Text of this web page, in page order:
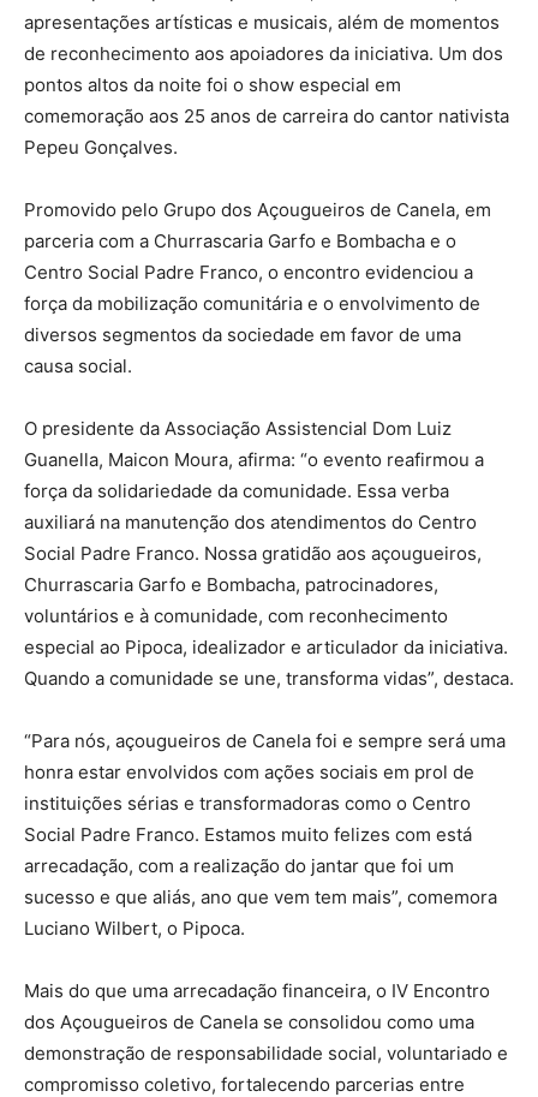
apresentações artísticas e musicais, além de momentos
de reconhecimento aos apoiadores da iniciativa. Um dos
pontos altos da noite foi o show especial em
comemoração aos 25 anos de carreira do cantor nativista
Pepeu Gonçalves.
Promovido pelo Grupo dos Açougueiros de Canela, em
parceria com a Churrascaria Garfo e Bombacha e o
Centro Social Padre Franco, o encontro evidenciou a
força da mobilização comunitária e o envolvimento de
diversos segmentos da sociedade em favor de uma
causa social.
O presidente da Associação Assistencial Dom Luiz
Guanella, Maicon Moura, afirma: “o evento reafirmou a
força da solidariedade da comunidade. Essa verba
auxiliará na manutenção dos atendimentos do Centro
Social Padre Franco. Nossa gratidão aos açougueiros,
Churrascaria Garfo e Bombacha, patrocinadores,
voluntários e à comunidade, com reconhecimento
especial ao Pipoca, idealizador e articulador da iniciativa.
Quando a comunidade se une, transforma vidas”, destaca.
“Para nós, açougueiros de Canela foi e sempre será uma
honra estar envolvidos com ações sociais em prol de
instituições sérias e transformadoras como o Centro
Social Padre Franco. Estamos muito felizes com está
arrecadação, com a realização do jantar que foi um
sucesso e que aliás, ano que vem tem mais”, comemora
Luciano Wilbert, o Pipoca.
Mais do que uma arrecadação financeira, o IV Encontro
dos Açougueiros de Canela se consolidou como uma
demonstração de responsabilidade social, voluntariado e
compromisso coletivo, fortalecendo parcerias entre